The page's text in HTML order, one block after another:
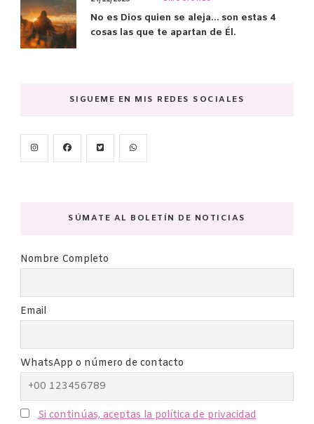
No es Dios quien se aleja… son estas 4
cosas las que te apartan de Él.
SIGUEME EN MIS REDES SOCIALES
SÚMATE AL BOLETÍN DE NOTICIAS
Nombre Completo
Email
WhatsApp o número de contacto
Si continúas, aceptas la política de privacidad